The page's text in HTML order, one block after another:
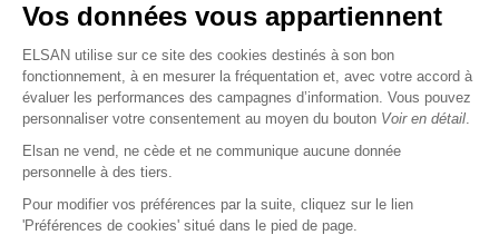
Vos données vous appartiennent
ELSAN utilise sur ce site des cookies destinés à son bon
fonctionnement, à en mesurer la fréquentation et, avec votre accord à
évaluer les performances des campagnes d’information. Vous pouvez
personnaliser votre consentement au moyen du bouton Voir en détail
Elsan ne vend, ne cède et ne communique aucune donnée
personnelle à des tiers.
Pour modifier vos préférences par la suite, cliquez sur le lien
'Préférences de cookies' situé dans le pied de page.
Nous rejoindre
Devenir fournisseur
© Copyright 2026 Elsan
Mentions Légales-Données personnelles
Agence digitale : VOID